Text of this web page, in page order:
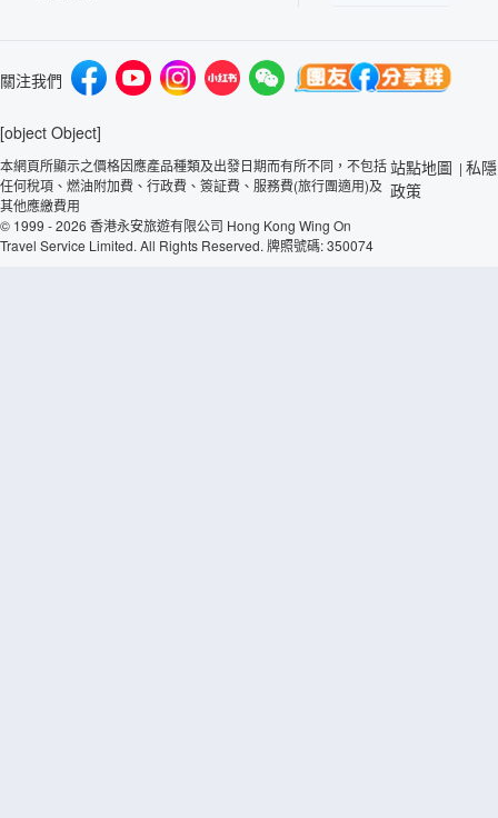
關注我們
[object Object]
本網頁所顯示之價格因應產品種類及出發日期而有所不同，不包括
任何稅項、燃油附加費、行政費、簽証費、服務費(旅行團適用)及
其他應繳費用
© 1999 - 2026 香港永安旅遊有限公司 Hong Kong Wing On
Travel Service Limited. All Rights Reserved. 牌照號碼: 350074
站點地圖 | 私隱
政策